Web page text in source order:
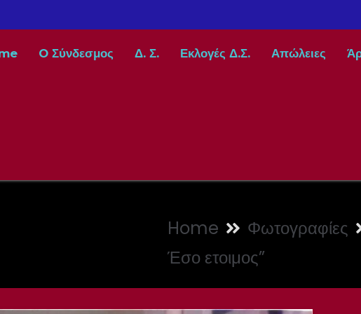
O Σύνδεσμος Δ. Σ. Εκλογές Δ.Σ. Απώλειες
Home Φωτογραφίες
Έσο ετοιμος”